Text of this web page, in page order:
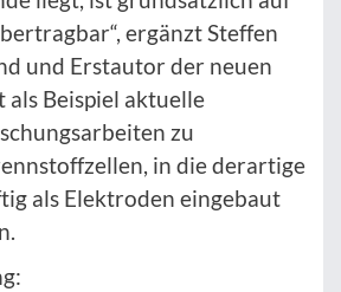
ergänzt Steffen
und Erstautor der neuen
als Beispiel aktuelle
zu
in die derartige
als Elektroden eingebaut